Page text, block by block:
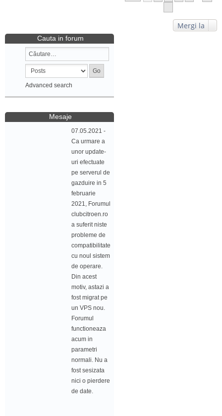
Mergi la
Cauta in forum
Advanced search
Mesaje
07.05.2021 -
Ca urmare a
unor update-
uri efectuate
pe serverul de
gazduire in 5
februarie
2021, Forumul
clubcitroen.ro
a suferit niste
probleme de
compatibilitate
cu noul sistem
de operare.
Din acest
motiv, astazi a
fost migrat pe
un VPS nou.
Forumul
functioneaza
acum in
parametri
normali. Nu a
fost sesizata
nici o pierdere
de date.